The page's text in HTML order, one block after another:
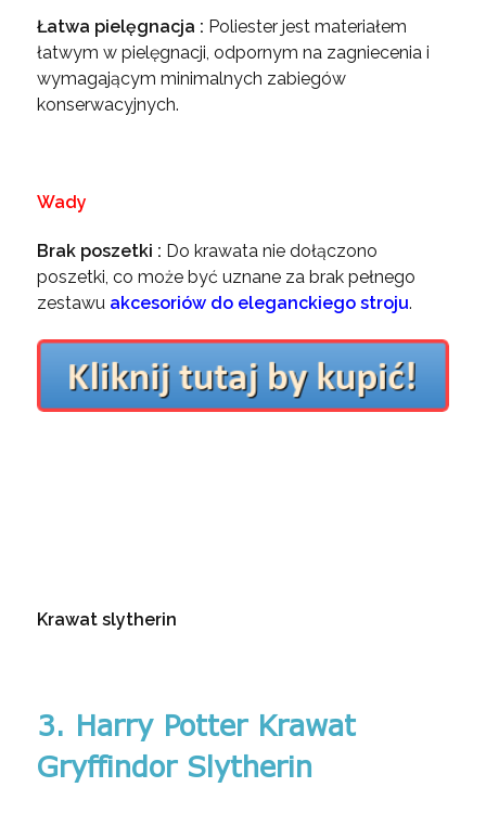
Łatwa pielęgnacja : Poliester jest materiałem
łatwym w pielęgnacji, odpornym na zagniecenia i
wymagającym minimalnych zabiegów
konserwacyjnych.
Wady
Brak poszetki : Do krawata nie dołączono
poszetki, co może być uznane za brak pełnego
zestawu akcesoriów do eleganckiego stroju.
Krawat slytherin
3. Harry Potter Krawat
Gryffindor Slytherin